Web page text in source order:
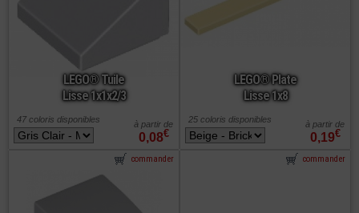
LEGO® Tuile
Lisse 1x1x2/3
0,08€
à partir de
47 coloris disponibles
LEGO® Plate
Lisse 1x8
0,19€
à partir de
25 coloris disponibles
commander commander